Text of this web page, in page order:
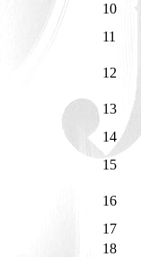
10
11
12
13
14
15
16
17
18